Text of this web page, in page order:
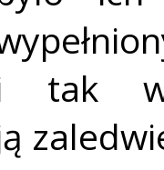
tak w